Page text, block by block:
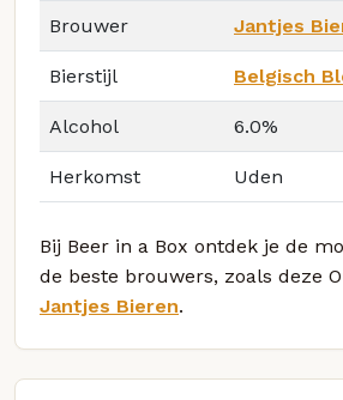
Brouwer Jantjes
Bierstijl Belgisch
Alcohol 6.0%
Herkomst Uden
Bij Beer in a Box ontdek je de
de beste brouwers, zoals deze
Jantjes Bieren.